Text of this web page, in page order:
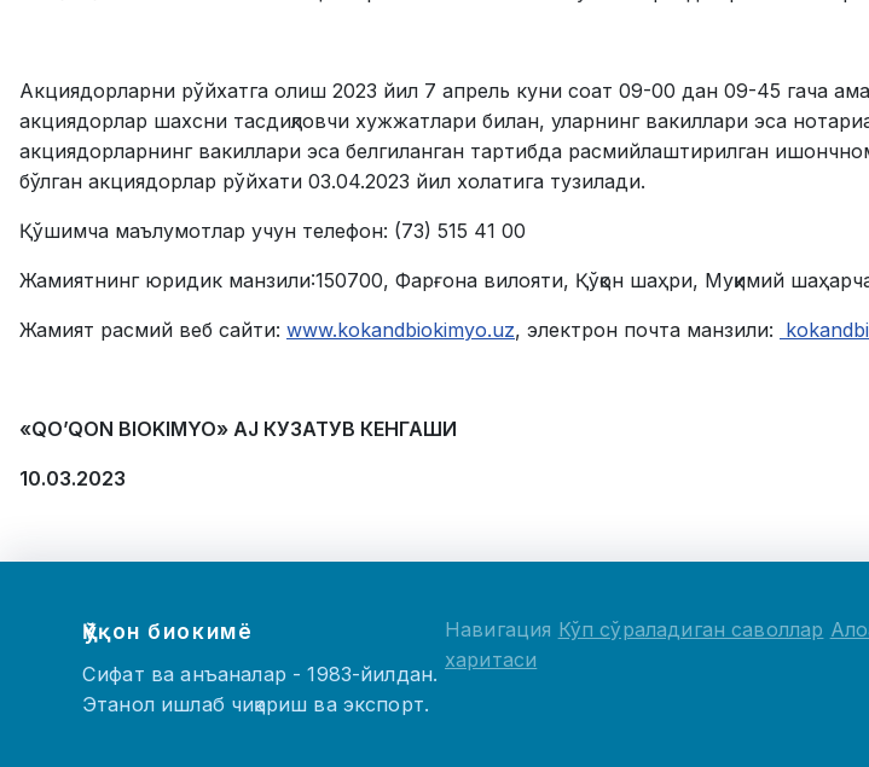
Акциядорларни рўйхатга олиш 2023 йил 7 апрель куни соат 09-00 дан 09-45 гача
акциядорлар шахсни тасдиқловчи хужжатлари билан, уларнинг вакиллари эса
акциядорларнинг вакиллари эса белгиланган тартибда расмийлаштирилган
бўлган акциядорлар рўйхати 03.04.2023 йил холатига тузилади.
Қўшимча маълумотлар учун телефон: (73) 515 41 00
Жамиятнинг юридик манзили:150700, Фарғона вилояти, Қўқон шаҳри, Муқимий
Жамият расмий веб сайти: www.kokandbiokimyo.uz, электрон почта манзили:
«QO’QON BIOKIMYO» AJ КУЗАТУВ КЕНГАШИ
10.03.2023
Қўқон биокимё
Сифат ва анъаналар - 1983-йилдан.
Этанол ишлаб чиқариш ва экспорт.
Навигация Кўп сўраладиган саволлар
харитаси